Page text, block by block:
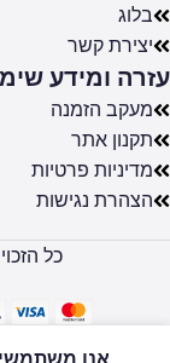
בלוג
יצירת קשר
עזרה ומידע
מעקב הזמנה
תקנון אתר
מדיניות פרטיות
הצהרת נגישות
כל
43Q100
טלוויזיה